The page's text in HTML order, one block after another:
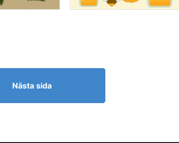
Nästa sida